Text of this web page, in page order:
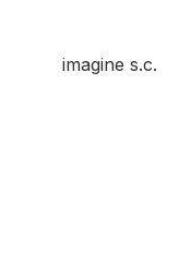
imagine s.c.